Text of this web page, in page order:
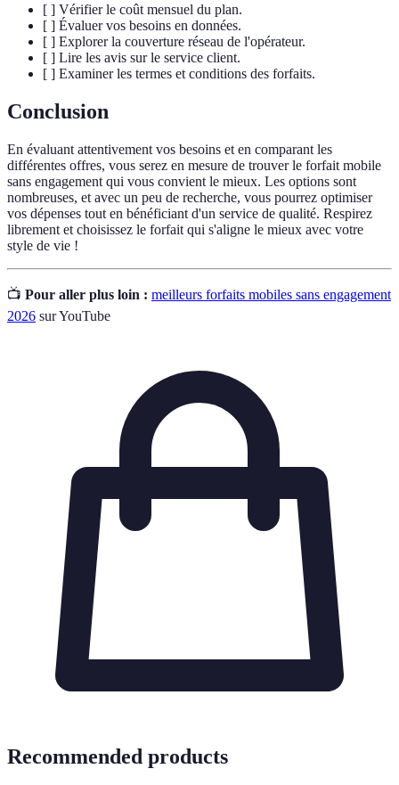
[ ] Vérifier le coût mensuel du plan.
[ ] Évaluer vos besoins en données.
[ ] Explorer la couverture réseau de l'opérateur.
[ ] Lire les avis sur le service client.
[ ] Examiner les termes et conditions des forfaits.
Conclusion
En évaluant attentivement vos besoins et en comparant les
différentes offres, vous serez en mesure de trouver le forfait mobile
sans engagement qui vous convient le mieux. Les options sont
nombreuses, et avec un peu de recherche, vous pourrez optimiser
vos dépenses tout en bénéficiant d'un service de qualité. Respirez
librement et choisissez le forfait qui s'aligne le mieux avec votre
style de vie !
📺 Pour aller plus loin : meilleurs forfaits mobiles sans engagement
2026 sur YouTube
Recommended products